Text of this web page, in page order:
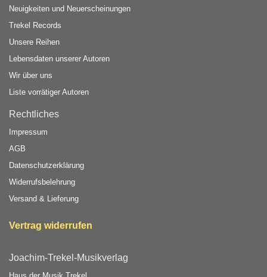
Neuigkeiten und Neuerscheinungen
Trekel Records
Unsere Reihen
Lebensdaten unserer Autoren
Wir über uns
Liste vorrätiger Autoren
Rechtliches
Impressum
AGB
Datenschutzerklärung
Widerrufsbelehrung
Versand & Lieferung
Vertrag widerrufen
Joachim-Trekel-Musikverlag